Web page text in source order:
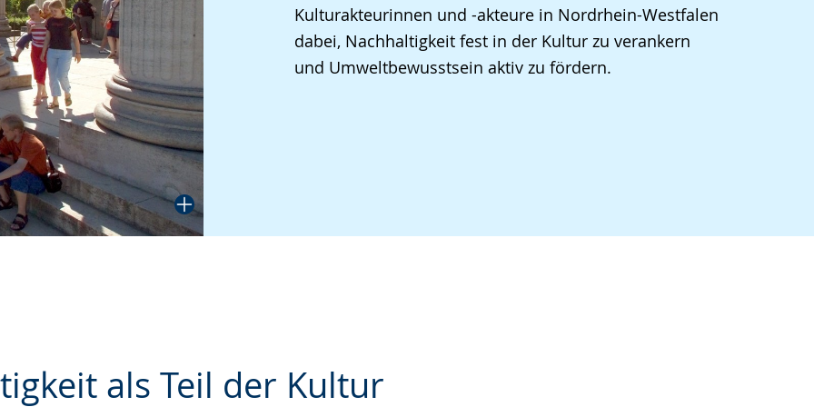
Kulturakteurinnen und -akteure in Nordrhein-Westfalen
dabei, Nachhaltigkeit fest in der Kultur zu verankern
und Umweltbewusstsein aktiv zu fördern.
angezeigt.
als Teil der Kultur